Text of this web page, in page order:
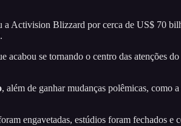
Activision Blizzard por cerca de US$ 70
.
se tornando o centro das atenções
, além de ganhar mudanças polêmicas, como
engavetadas, estúdios foram fechados e